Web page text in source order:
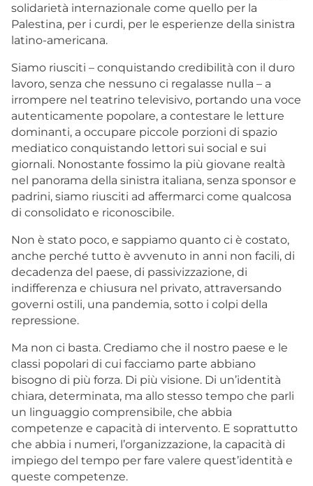
solidarietà internazionale come quello per la
Palestina, per i curdi, per le esperienze della sinistra
latino-americana.
Siamo riusciti – conquistando credibilità con il duro
lavoro, senza che nessuno ci regalasse nulla – a
irrompere nel teatrino televisivo, portando una voce
autenticamente popolare, a contestare le letture
dominanti, a occupare piccole porzioni di spazio
mediatico conquistando lettori sui social e sui
giornali. Nonostante fossimo la più giovane realtà
nel panorama della sinistra italiana, senza sponsor e
padrini, siamo riusciti ad affermarci come qualcosa
di consolidato e riconoscibile.
Non è stato poco, e sappiamo quanto ci è costato,
anche perché tutto è avvenuto in anni non facili, di
decadenza del paese, di passivizzazione, di
indifferenza e chiusura nel privato, attraversando
governi ostili, una pandemia, sotto i colpi della
repressione.
Ma non ci basta. Crediamo che il nostro paese e le
classi popolari di cui facciamo parte abbiano
bisogno di più forza. Di più visione. Di un’identità
chiara, determinata, ma allo stesso tempo che parli
un linguaggio comprensibile, che abbia
competenze e capacità di intervento. E soprattutto
che abbia i numeri, l’organizzazione, la capacità di
impiego del tempo per fare valere quest’identità e
queste competenze.